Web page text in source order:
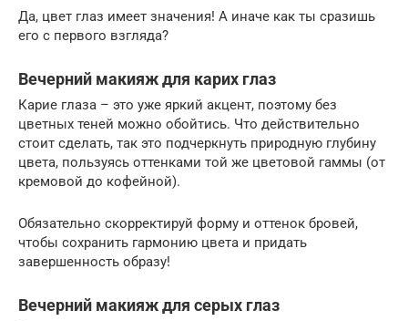
Да, цвет глаз имеет значения! А иначе как ты сразишь
его с первого взгляда?
Вечерний макияж для карих глаз
Карие глаза – это уже яркий акцент, поэтому без
цветных теней можно обойтись. Что действительно
стоит сделать, так это подчеркнуть природную глубину
цвета, пользуясь оттенками той же цветовой гаммы (от
кремовой до кофейной).
Обязательно скорректируй форму и оттенок бровей,
чтобы сохранить гармонию цвета и придать
завершенность образу!
Вечерний макияж для серых глаз